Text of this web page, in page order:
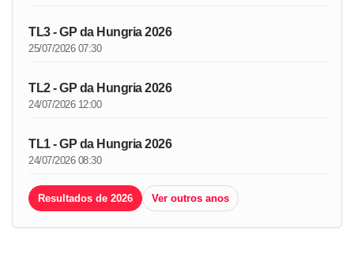
TL3 - GP da Hungria 2026
25/07/2026 07:30
TL2 - GP da Hungria 2026
24/07/2026 12:00
TL1 - GP da Hungria 2026
24/07/2026 08:30
Resultados de 2026 Ver outros anos